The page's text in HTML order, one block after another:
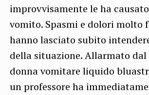
improvvisamente le ha
vomito. Spasmi e dolori molto
hanno lasciato subito
della situazione. Allarmato dal
donna vomitare liquido
un professore ha